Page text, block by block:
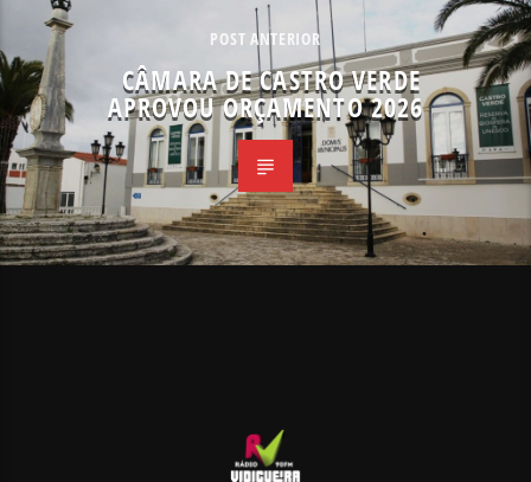
POST ANTERIOR
CÂMARA DE CASTRO VERDE
APROVOU ORÇAMENTO 2026